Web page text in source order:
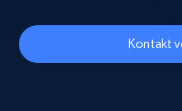
668+
Kontakt